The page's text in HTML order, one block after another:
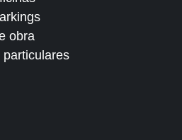
obra
particulares